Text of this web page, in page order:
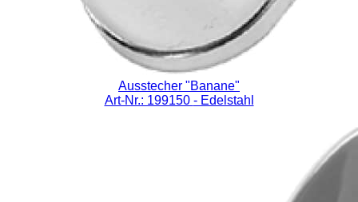
Ausstecher "Banane"
Art-Nr.: 199150 - Edelstahl